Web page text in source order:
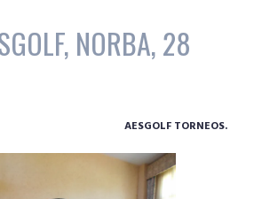
NORBA, 28
AESGOLF TORNEOS.